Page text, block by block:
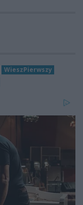
WieszPierwszy